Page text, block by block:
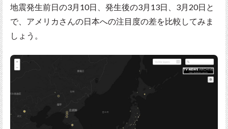
地震発生前日の3月10日、発生後の3月13日、3月20日と
で、アメリカさんの日本への注目度の差を比較してみま
しょう。